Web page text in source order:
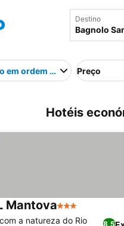
Destino
em ordem crescentePreço
Hotéis
Mantova3 Estrelas
8,5
a natureza do Rio